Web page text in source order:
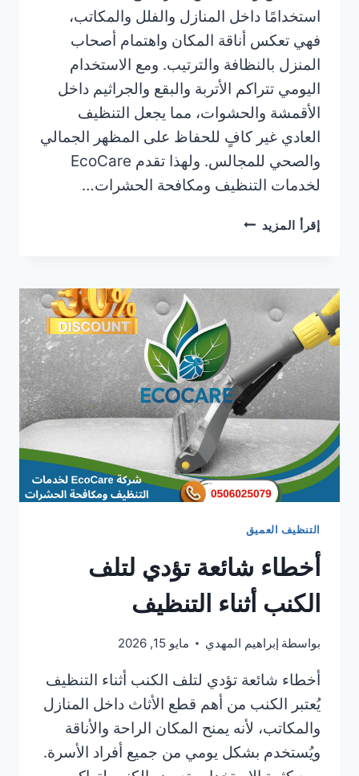
استخدامًا داخل المنازل والفلل والمكاتب،
فهي تعكس أناقة المكان واهتمام أصحاب
المنزل بالنظافة والترتيب. ومع الاستخدام
اليومي تتراكم الأتربة والبقع والجراثيم داخل
الأقمشة والحشوات، مما يجعل التنظيف
العادي غير كافٍ للحفاظ على المظهر الجمالي
والصحي للمجالس. ولهذا تقدم EcoCare
لخدمات التنظيف ومكافحة الحشرات…
إقرأ المزيد طريقة
التنظيف العميق
أخطاء شائعة تؤدي لتلف
الكنب أثناء التنظيف
بواسطة إبراهيم المهدي مايو 15, 2026
أخطاء شائعة تؤدي لتلف الكنب أثناء التنظيف
يُعتبر الكنب من أهم قطع الأثاث داخل المنازل
والمكاتب، لأنه يمنح المكان الراحة والأناقة
ويُستخدم بشكل يومي من جميع أفراد الأسرة.